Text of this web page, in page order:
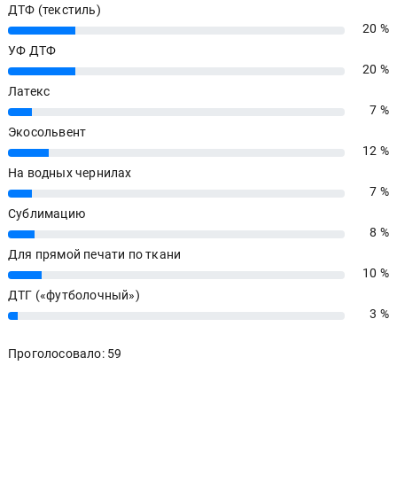
ДТФ (текстиль)
20%
20 %
УФ ДТФ
20%
20 %
Латекс
7%
7 %
Экосольвент
12%
12 %
На водных чернилах
7%
7 %
Сублимацию
8%
8 %
Для прямой печати по ткани
10%
10 %
ДТГ («футболочный»)
3% 3 %
Проголосовало: 59